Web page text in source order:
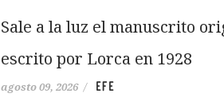
Sale a la luz el manuscrito
escrito por Lorca en 1928
agosto 09, 2026 / EFE